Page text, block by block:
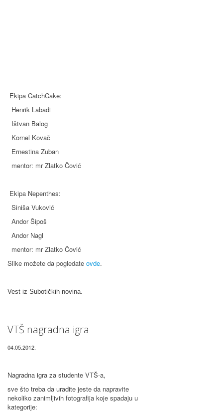
Ekipa CatchCake:
Henrik Labadi
Ištvan Balog
Kornel Kovač
Ernestina Zuban
mentor: mr Zlatko Čović
Ekipa Nepenthes:
Siniša Vuković
Andor Šipoš
Andor Nagl
mentor: mr Zlatko Čović
Slike možete da pogledate ovde.
Vest iz Subotičkih novina.
VTŠ nagradna igra
04.05.2012.
Nagradna igra za studente VTŠ-a,
sve što treba da uradite jeste da napravite
nekoliko zanimljivih fotografija koje spadaju u
kategorije: